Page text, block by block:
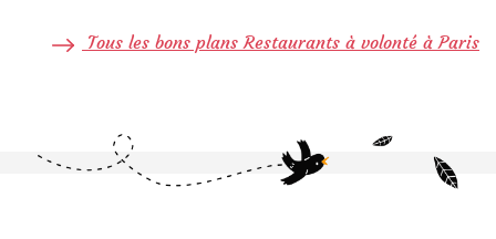
Tous les bons plans Restaurants à volonté à Paris